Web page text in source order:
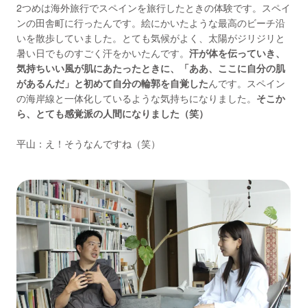
2つめは海外旅行でスペインを旅行したときの体験です。スペイ
ンの田舎町に行ったんです。絵にかいたような最高のビーチ沿
いを散歩していました。とても気候がよく、太陽がジリジリと
暑い日でものすごく汗をかいたんです。 汗が体を伝っていき、
気持ちいい風が肌にあたったときに、「ああ、ここに自分の肌
があるんだ」と初めて自分の輪郭を自覚したんです。スペイン
の海岸線と一体化しているような気持ちになりました。 そこか
ら、とても感覚派の人間になりました（笑）
平山：え！そうなんですね（笑）